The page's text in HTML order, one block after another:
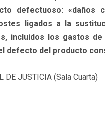
defectuoso: «daños
ligados a la
incluidos los gastos
defecto del producto
DE JUSTICIA (Sala Cuarta)